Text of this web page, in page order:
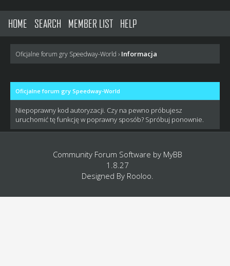
HOME SEARCH MEMBER LIST HELP
Oficjalne forum gry Speedway-World › Informacja
Oficjalne forum gry Speedway-World
Niepoprawny kod autoryzacji. Czy na pewno próbujesz
uruchomić tę funkcję w poprawny sposób? Spróbuj ponownie.
Community Forum Software by MyBB
1.8.27
Designed By Rooloo.